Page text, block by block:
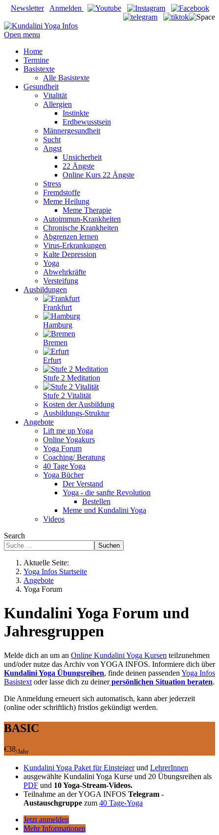
Newsletter Anmelden
Open menu
Home
Termine
Basistexte
Alle Basistexte
Gesundheit
Vitalität
Allergien
Instinkte
Erdbewusstsein
Männergesundheit
Sucht
Angst
Unsicherheit
22 Ängste
Online Kurs 22 Ängste
Stress
Fremdstoffe
Meme Heilung
Meme Therapie
Autoimmun-Krankheiten
Chronische Krankheiten
Abgrenzen lernen
Virus-Erkrankungen
Kalte Depression
Yoga
Abwehrkräfte
Versteifung
Ausbildungen
Frankfurt
Hamburg
Bremen
Erfurt
Stufe 2 Meditation
Stufe 2 Vitalität
Kosten der Ausbildung
Ausbildungs-Struktur
Angebote
Lift me up Yoga
Online Yogakurs
Yoga Forum
Coaching/ Beratung
40 Tage Yoga
Yoga Bücher
Der Verstand
Yoga - die sanfte Revolution
Bestellen
Meme und Kundalini Yoga
Videos
Search
Suchen
Aktuelle Seite:
Yoga Infos Startseite
Angebote
Yoga Forum
Kundalini Yoga Forum und
Jahresgruppen
Melde dich an um an Online Kundalini Yoga Kursen teilzunehmen
und/oder nutze das Archiv von YOGA INFOS. Informiere dich über
Kundalini Yoga Übungsreihen, finde deinen passenden Yoga Infos
Basistext oder lasse dich zu deinerpersönlichen Situation beraten.
Die Anmeldung erneuert sich automatisch, kann aber jederzeit
(online oder schriftlich) fristlos gekündigt werden.
BASIC
€38/Jahr
Kundalini Yoga Paket für Einsteigerund LehrerInnen
ausgewählte Kundalini Yoga Kurse und 20 Übungsreihen als
PDF und 10 Yoga-Stream-Videos.
Teilnahme an der YOGA INFOS Telegram -
Austauschgruppe zum 40 Tage-Yoga
Jetzt anmelden
Mehr Informationen